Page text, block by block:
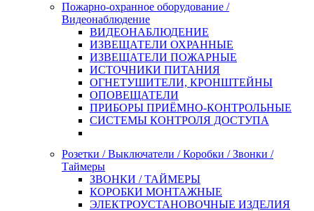
Пожарно-охранное оборудование /
Видеонаблюдение
ВИДЕОНАБЛЮДЕНИЕ
ИЗВЕЩАТЕЛИ ОХРАННЫЕ
ИЗВЕЩАТЕЛИ ПОЖАРНЫЕ
ИСТОЧНИКИ ПИТАНИЯ
ОГНЕТУШИТЕЛИ, КРОНШТЕЙНЫ
ОПОВЕЩАТЕЛИ
ПРИБОРЫ ПРИЁМНО-КОНТРОЛЬНЫЕ
СИСТЕМЫ КОНТРОЛЯ ДОСТУПА
Розетки / Выключатели / Коробки / Звонки /
Таймеры
ЗВОНКИ / ТАЙМЕРЫ
КОРОБКИ МОНТАЖНЫЕ
ЭЛЕКТРОУСТАНОВОЧНЫЕ ИЗДЕЛИЯ